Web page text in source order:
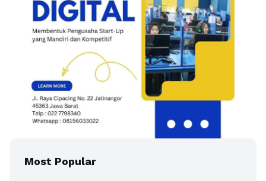
Most Popular